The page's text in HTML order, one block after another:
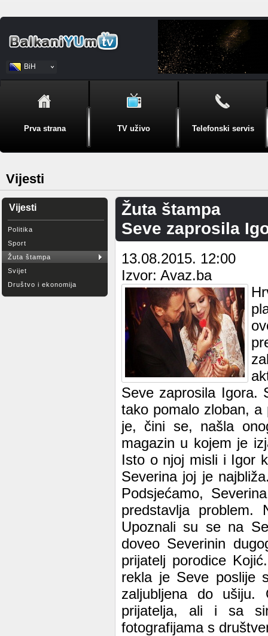
BiH
Srpski
Prva strana TV uživo Telefonski servis
Vijesti
Vijesti
Politika
Sport
Žuta štampa
Svijet
Društvo i ekonomija
Žuta štampa
Seve zaprosila
13.08.2015. 12:00
Izvor: Avaz.ba
Seve zaprosila Igora.
tako pomalo zloban, a
je, čini se, našla
magazin u kojem je
Isto o njoj misli i Igor
Severina joj je
Podsjećamo,
predstavlja problem.
Upoznali su se na
doveo Severinin
prijatelj porodice
rekla je Seve poslije
zaljubljena do
prijatelja, ali i sa
fotografijama s